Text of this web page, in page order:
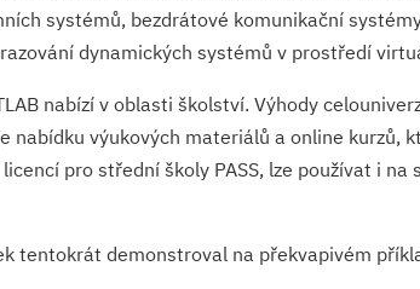
systémů, bezdrátové komunikační
dynamických systémů v prostředí
nabízí v oblasti školství. Výhody
nabídku výukových materiálů a online
pro střední školy PASS, lze používat i
tentokrát demonstroval na překvapivém